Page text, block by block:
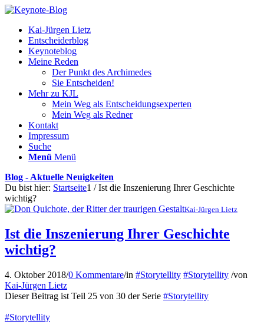
Kai-Jürgen Lietz
Entscheiderblog
Keynoteblog
Meine Reden
Der Punkt des Archimedes
Sie Entscheiden!
Mehr zu KJL
Mein Weg als Entscheidungsexperten
Mein Weg als Redner
Kontakt
Impressum
Suche
Menü Menü
Blog - Aktuelle Neuigkeiten
Du bist hier: Startseite1 / Ist die Inszenierung Ihrer Geschichte
wichtig?
Kai-Jürgen Lietz
Ist die Inszenierung Ihrer Geschichte
wichtig?
4. Oktober 2018/0 Kommentare/in #Storytellity #Storytellity /von
Kai-Jürgen Lietz
Dieser Beitrag ist Teil 25 von 30 der Serie #Storytellity
#Storytellity